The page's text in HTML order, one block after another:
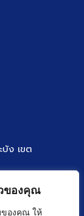
ของคุณ
ของคุณ ให้
ง เขต